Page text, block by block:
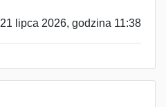
21 lipca 2026, godzina 11:38